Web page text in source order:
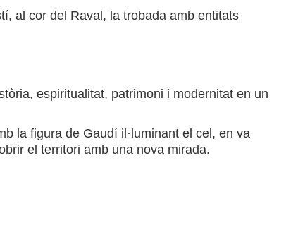
al cor del Raval, la trobada amb entitats
espiritualitat, patrimoni i modernitat en un
la figura de Gaudí il·luminant el cel, en va
el territori amb una nova mirada.